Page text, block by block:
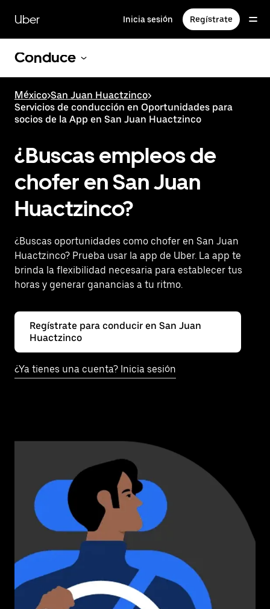
contenido
principal
Uber Inicia sesión Regístrate
Conduce
México>San Juan Huactzinco>
Servicios de conducción en Oportunidades para
socios de la App en San Juan Huactzinco
¿Buscas empleos de
chofer en San Juan
Huactzinco?
¿Buscas oportunidades como chofer en San Juan
Huactzinco? Prueba usar la app de Uber. La app te
brinda la flexibilidad necesaria para establecer tus
horas y generar ganancias a tu ritmo.
Regístrate para conducir en San Juan
Huactzinco
¿Ya tienes una cuenta? Inicia sesión